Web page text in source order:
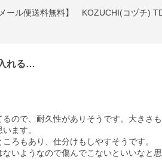
ール便送料無料】 KOZUCHI(コヅチ)
れる…
ので、耐久性がありそうです。大きさ
ます。
ろもあり、仕分けもしやすそうです。
いようなので傷んでこないといいなと